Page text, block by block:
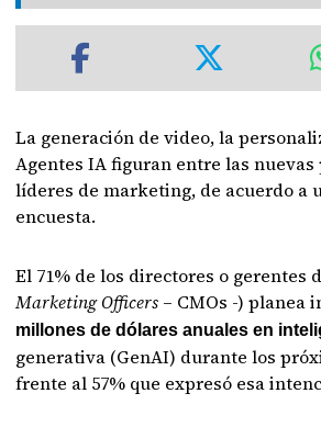
La generación de video, la
Agentes IA figuran entre las
líderes de marketing, de acuerdo a
encuesta.
El 71% de los directores o gerentes
Marketing Officers – CMOs -) planea
millones de dólares anuales en
generativa (GenAI) durante los
frente al 57% que expresó esa